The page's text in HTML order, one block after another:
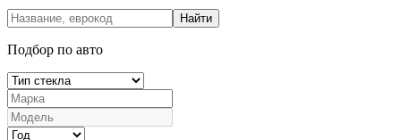
Найти
Подбор по авто